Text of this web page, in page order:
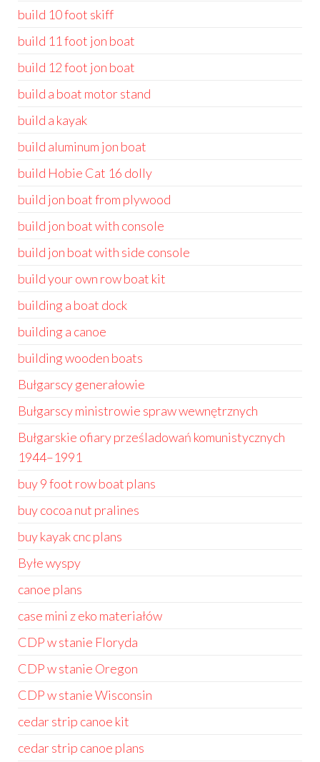
build 10 foot skiff
build 11 foot jon boat
build 12 foot jon boat
build a boat motor stand
build a kayak
build aluminum jon boat
build Hobie Cat 16 dolly
build jon boat from plywood
build jon boat with console
build jon boat with side console
build your own row boat kit
building a boat dock
building a canoe
building wooden boats
Bułgarscy generałowie
Bułgarscy ministrowie spraw wewnętrznych
Bułgarskie ofiary prześladowań komunistycznych
1944–1991
buy 9 foot row boat plans
buy cocoa nut pralines
buy kayak cnc plans
Byłe wyspy
canoe plans
case mini z eko materiałów
CDP w stanie Floryda
CDP w stanie Oregon
CDP w stanie Wisconsin
cedar strip canoe kit
cedar strip canoe plans